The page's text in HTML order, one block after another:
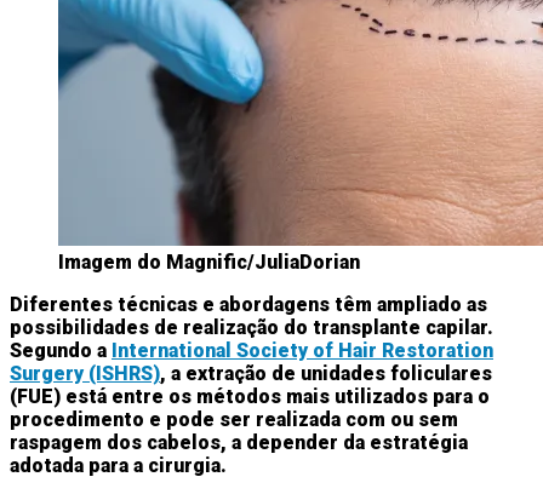
Imagem do Magnific/JuliaDorian
Diferentes técnicas e abordagens têm ampliado as
possibilidades de realização do transplante capilar.
Segundo a International Society of Hair Restoration
Surgery (ISHRS), a extração de unidades foliculares
(FUE) está entre os métodos mais utilizados para o
procedimento e pode ser realizada com ou sem
raspagem dos cabelos, a depender da estratégia
adotada para a cirurgia.